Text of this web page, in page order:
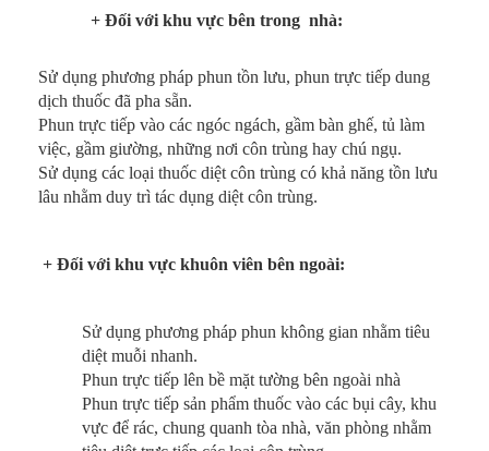
+ Đối với khu vực bên trong nhà:
Sử dụng phương pháp phun tồn lưu, phun trực tiếp dung
dịch thuốc đã pha sẵn.
Phun trực tiếp vào các ngóc ngách, gầm bàn ghế, tủ làm
việc, gầm giường, những nơi côn trùng hay chú ngụ.
Sử dụng các loại thuốc diệt côn trùng có khả năng tồn lưu
lâu nhằm duy trì tác dụng diệt côn trùng.
+ Đối với khu vực khuôn viên bên ngoài:
Sử dụng phương pháp phun không gian nhằm tiêu
diệt muỗi nhanh.
Phun trực tiếp lên bề mặt tường bên ngoài nhà
Phun trực tiếp sản phẩm thuốc vào các bụi cây, khu
vực để rác, chung quanh tòa nhà, văn phòng nhằm